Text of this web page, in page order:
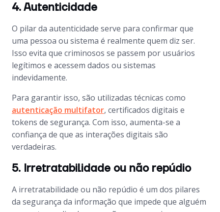
4. Autenticidade
O pilar da autenticidade serve para confirmar que
uma pessoa ou sistema é realmente quem diz ser.
Isso evita que criminosos se passem por usuários
legítimos e acessem dados ou sistemas
indevidamente.
Para garantir isso, são utilizadas técnicas como
autenticação multifator, certificados digitais e
tokens de segurança. Com isso, aumenta-se a
confiança de que as interações digitais são
verdadeiras.
5. Irretratabilidade ou não repúdio
A irretratabilidade ou não repúdio é um dos pilares
da segurança da informação que impede que alguém